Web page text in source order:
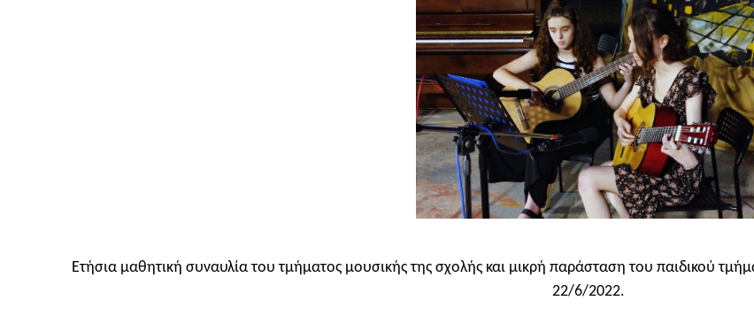
Ετήσια μαθητική συναυλία του τμήματος μουσικής της σχολής και μικρή παράσταση του παιδικού
22/6/2022.